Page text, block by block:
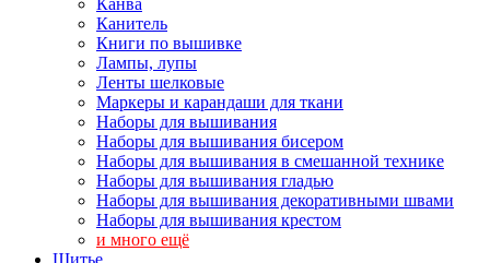
Канва
Канитель
Книги по вышивке
Лампы, лупы
Ленты шелковые
Маркеры и карандаши для ткани
Наборы для вышивания
Наборы для вышивания бисером
Наборы для вышивания в смешанной технике
Наборы для вышивания гладью
Наборы для вышивания декоративными швами
Наборы для вышивания крестом
и много ещё
Шитье